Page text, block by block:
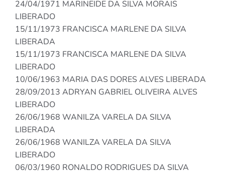
24/04/1971 MARINEIDE DA SILVA MORAIS
LIBERADO
15/11/1973 FRANCISCA MARLENE DA SILVA
LIBERADA
15/11/1973 FRANCISCA MARLENE DA SILVA
LIBERADO
10/06/1963 MARIA DAS DORES ALVES LIBERADA
28/09/2013 ADRYAN GABRIEL OLIVEIRA ALVES
LIBERADO
26/06/1968 WANILZA VARELA DA SILVA
LIBERADA
26/06/1968 WANILZA VARELA DA SILVA
LIBERADO
06/03/1960 RONALDO RODRIGUES DA SILVA